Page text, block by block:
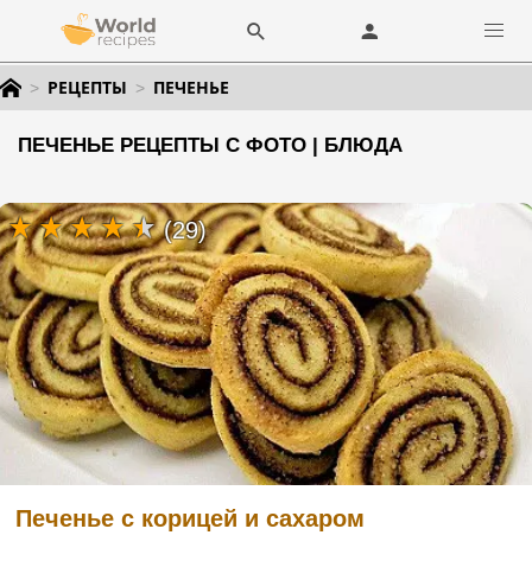
РЕЦЕПТЫ ПЕЧЕНЬЕ
ПЕЧЕНЬЕ РЕЦЕПТЫ С ФОТО | БЛЮДА
Печенье с корицей и сахаром
(29)